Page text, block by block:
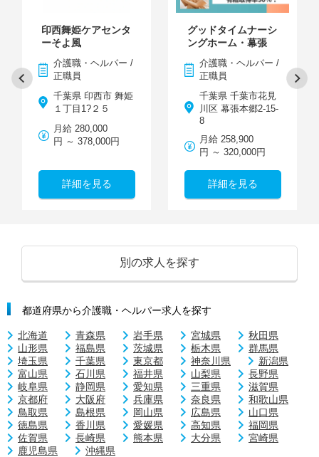
印西舞姫ケアセンタ
ーそよ風
介護職・ヘルパー /
正職員
千葉県 印西市 舞姫
１丁目1?２５
月給 280,000
円 ～ 378,000円
詳細を見る
グッドタイムナーシ
ングホーム・幕張
介護職・ヘルパー /
正職員
千葉県 千葉市花見
川区 幕張本郷2-15-
8
月給 258,900
円 ～ 320,000円
詳細を見る
別の求人を探す
都道府県から介護職・ヘルパー求人を探す
北海道 青森県 岩手県 宮城県
秋田県
山形県
福島県 茨城県 栃木県
群馬県
埼玉県
千葉県 東京都 神奈川県
新潟県
富山県
石川県 福井県 山梨県
長野県
岐阜県
静岡県 愛知県 三重県
滋賀県
京都府
大阪府 兵庫県 奈良県
和歌山県
鳥取県
島根県 岡山県 広島県
山口県
徳島県
香川県 愛媛県 高知県
福岡県
佐賀県
長崎県 熊本県 大分県
宮崎県
鹿児島県
沖縄県